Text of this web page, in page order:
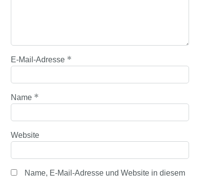
E-Mail-Adresse *
Name *
Website
Name, E-Mail-Adresse und Website in diesem